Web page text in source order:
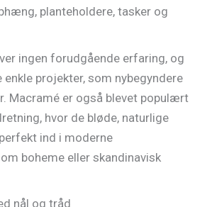
planteholdere, tasker og
ingen forudgående erfaring, og
projekter, som nybegyndere
Macramé er også blevet populært
hvor de bløde, naturlige
ind i moderne
boheme eller skandinavisk
nål og tråd